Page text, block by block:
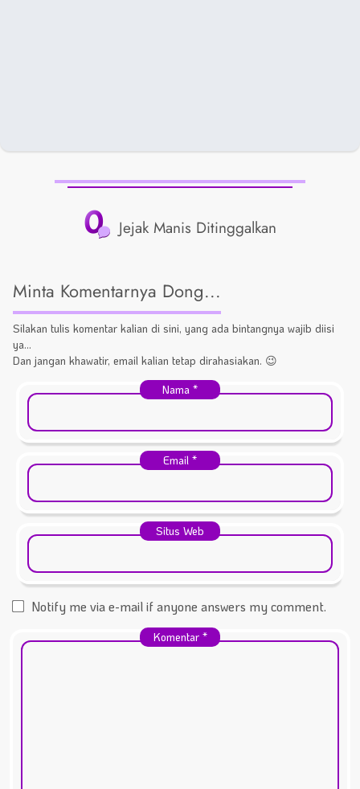
0 Jejak Manis Ditinggalkan
Minta Komentarnya Dong...
Silakan tulis komentar kalian di sini, yang ada bintangnya wajib diisi
ya...
Dan jangan khawatir, email kalian tetap dirahasiakan. 😉
Nama *
Email *
Situs Web
Notify me via e-mail if anyone answers my comment.
Komentar *